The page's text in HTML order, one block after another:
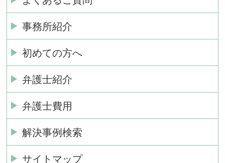
事務所紹介
初めての方へ
弁護士紹介
弁護士費用
解決事例検索
サイトマップ